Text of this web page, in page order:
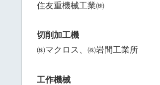
住友重機械工業㈱
切削加工機
㈱マクロス、㈱岩間工業所
工作機械